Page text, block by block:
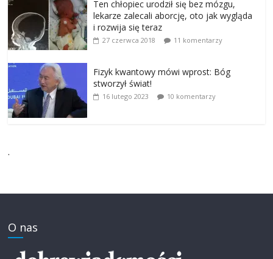
Ten chłopiec urodził się bez mózgu,
lekarze zalecali aborcję, oto jak wygląda
i rozwija się teraz
27 czerwca 2018 11 komentarzy
Fizyk kwantowy mówi wprost: Bóg
stworzył świat!
16 lutego 2023 10 komentarzy
.
O nas